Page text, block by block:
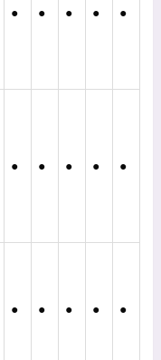
● ● ● ● ●
● ● ● ● ●
● ● ● ● ●